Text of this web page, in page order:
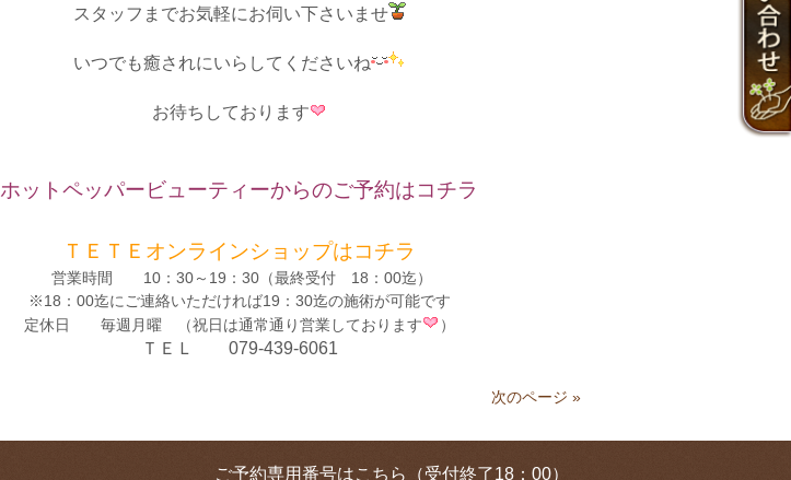
スタッフまでお気軽にお伺い下さいませ
いつでも癒されにいらしてくださいね
お待ちしております
ホットペッパービューティーからのご予約はコチラ
ＴＥＴＥオンラインショ ップはコチラ
営業時間 10：30～19：30（最終受付 18：00迄）
※18：00迄にご連絡いただければ19：30迄の施術が可能です
定休日 毎週 月曜 （祝日は通常通り営業しております ）
ＴＥＬ 079-439-6061
次のページ »
ご予約専用番号はこちら（受付終了18：00）